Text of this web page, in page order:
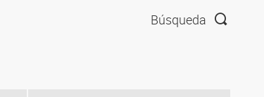
Búsqueda